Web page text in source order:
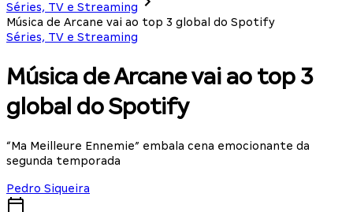
Séries, TV e Streaming
Música de Arcane vai ao top 3 global do Spotify
Séries, TV e Streaming
Música de Arcane vai ao top 3
global do Spotify
“Ma Meilleure Ennemie” embala cena emocionante da
segunda temporada
Pedro Siqueira